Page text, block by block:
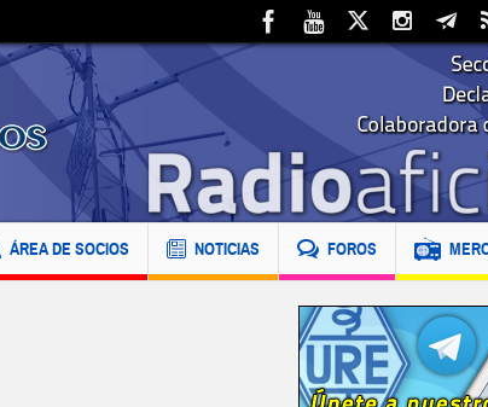
ÁREA DE SOCIOS NOTICIAS FOROS